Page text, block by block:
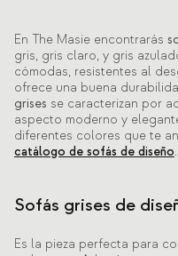
En The Masie encontrarás
gris, gris claro, y gris
cómodas, resistentes al
ofrece una buena
grises se caracterizan por
aspecto moderno y
diferentes colores que te
catálogo de sofás de diseño.
Sofás grises de
Es la pieza perfecta para